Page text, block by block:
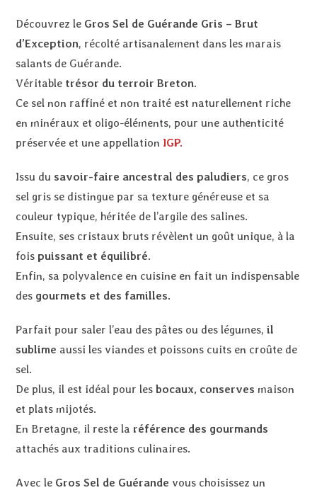
Découvrez le Gros Sel de Guérande Gris – Brut
d’Exception, récolté artisanalement dans les marais
salants de Guérande.
Véritable trésor du terroir Breton.
Ce sel non raffiné et non traité est naturellement riche
en minéraux et oligo-éléments, pour une authenticité
préservée et une appellation IGP.
Issu du savoir-faire ancestral des paludiers, ce gros
sel gris se distingue par sa texture généreuse et sa
couleur typique, héritée de l’argile des salines.
Ensuite, ses cristaux bruts révèlent un goût unique, à la
fois puissant et équilibré.
Enfin, sa polyvalence en cuisine en fait un indispensable
des gourmets et des familles.
Parfait pour saler l’eau des pâtes ou des légumes, il
sublime aussi les viandes et poissons cuits en croûte de
sel.
De plus, il est idéal pour lesbocaux, conserves maison
et plats mijotés.
En Bretagne, il reste la référence des gourmands
attachés aux traditions culinaires.
Avec le Gros Sel de Guérande vous choisissez un